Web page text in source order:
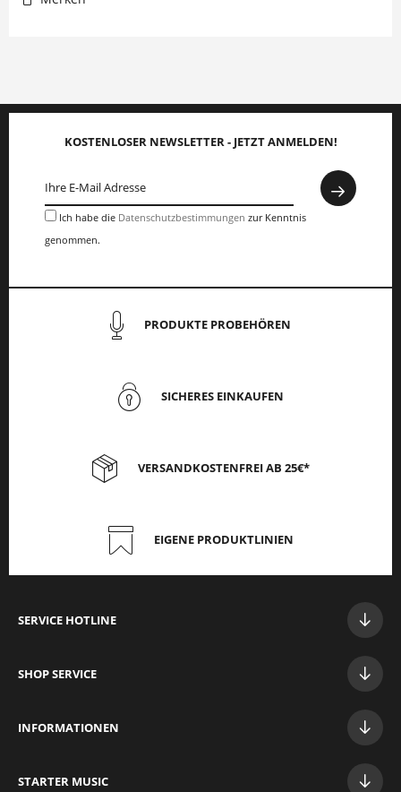
KOSTENLOSER NEWSLETTER - JETZT ANMELDEN!
Ich habe die Datenschutzbestimmungen zur Kenntnis
genommen.
PRODUKTE PROBEHÖREN
SICHERES EINKAUFEN
VERSANDKOSTENFREI AB 25€*
EIGENE PRODUKTLINIEN
SERVICE HOTLINE
SHOP SERVICE
INFORMATIONEN
STARTER MUSIC